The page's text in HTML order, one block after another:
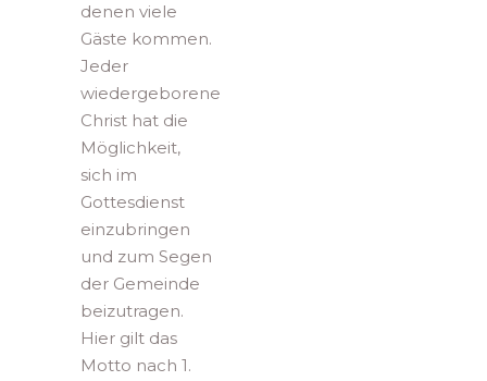
denen viele
Gäste kommen.
Jeder
wiedergeborene
Christ hat die
Möglichkeit,
sich im
Gottesdienst
einzubringen
und zum Segen
der Gemeinde
beizutragen.
Hier gilt das
Motto nach 1.